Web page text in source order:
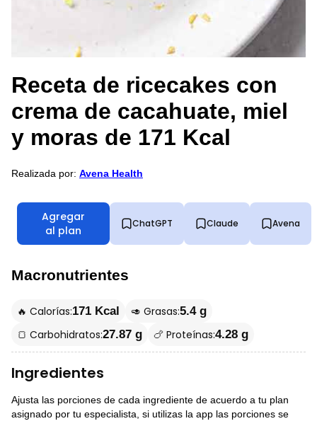
Receta de ricecakes con
crema de cacahuate, miel
y moras de 171 Kcal
Realizada por: Avena Health
Agregar
al plan
ChatGPT Claude Avena
Macronutrientes
🔥 Calorías:171 Kcal 🥑 Grasas:5.4 g
🍞 Carbohidratos:27.87 g 🍗 Proteínas:4.28 g
Ingredientes
Ajusta las porciones de cada ingrediente de acuerdo a tu plan
asignado por tu especialista, si utilizas la app las porciones se